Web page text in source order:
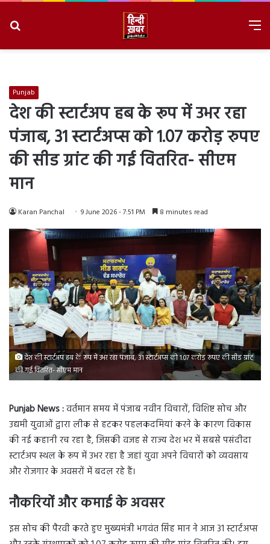
Punjab
देश की स्टार्टअप हब के रूप में उभर रहा
पंजाब, 31 स्टार्टअप्स को 1.07 करोड़ रुपए
की सीड ग्रांट की गई वितरित- सीएम
मान
Karan Panchal 9 June 2026 - 7:51 PM 8 minutes read
देश की स्टार्टअप हब के रूप में उभर रहा पंजाब, 31 स्टार्टअप्स को 1.07 करोड़ रुपए की सीड ग्रांट
की गई वितरित- सीएम मान
Punjab News :वर्तमान समय में पंजाब नवीन विचारों, विशिष्ट सोच और
उद्यमी युवाओं द्वारा लीक से हटकर पहलकदमियां करने के कारण विकास
की नई कहानी रच रहा है, जिसकी वजह से राज्य देश भर में सबसे पसंदीदा
स्टार्टअप स्थल के रूप में उभर रहा है जहां युवा अपने विचारों को व्यवसाय
और रोजगार के अवसरों में बदल रहे हैं।
नौकरियों और कमाई के अवसर
इस सोच की पैरवी करते हुए मुख्यमंत्री भगवंत सिंह मान ने आज 31 स्टार्टअप्स